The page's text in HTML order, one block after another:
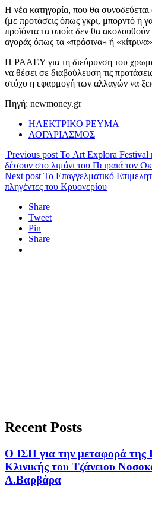
Η νέα κατηγορία, που θα
(με προτάσεις όπως γκρι, μπορντό ή
προϊόντα τα οποία δεν θα ακολουθούν
αγοράς όπως τα «πράσινα» ή
Η ΡΑΑΕΥ για τη διεύρυνση του
να θέσει σε διαβούλευση τις
στόχο η εφαρμογή των αλλαγών να
Πηγή: newmoney.gr
ΗΛΕΚΤΡΙΚΟ ΡΕΥΜΑ
ΛΟΓΑΡΙΑΣΜΟΣ
Previous post Το Art Explora Festival
δέσουν στο λιμάνι του Πειραιά τον
Next post Το Επαγγελματικό
πληγέντες του Κρυονερίου
Share
Tweet
Pin
Share
Recent Posts
Ο ΙΣΠ για την μεταφορά της
Κλινικής του Τζάνειου
Α.Βαρβάρα